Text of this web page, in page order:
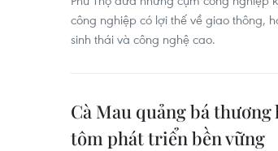
công nghiệp có lợi thế về giao thông,
sinh thái và công nghệ cao.
Cà Mau quảng bá
tôm phát triển bền vững